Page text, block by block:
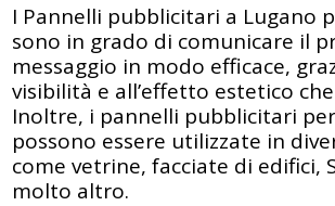
I Pannelli pubblicitari a Lugano
sono in grado di comunicare il
messaggio in modo efficace,
visibilità e all’effetto estetico
Inoltre, i pannelli pubblicitari
possono essere utilizzate in
come vetrine, facciate di edifici,
molto altro.